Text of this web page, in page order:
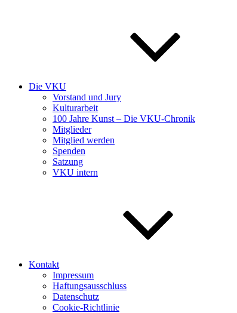
Die VKU
Vorstand und Jury
Kulturarbeit
100 Jahre Kunst – Die VKU-Chronik
Mitglieder
Mitglied werden
Spenden
Satzung
VKU intern
Kontakt
Impressum
Haftungsausschluss
Datenschutz
Cookie-Richtlinie